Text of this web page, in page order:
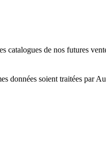
catalogues de nos futures
données soient traitées par